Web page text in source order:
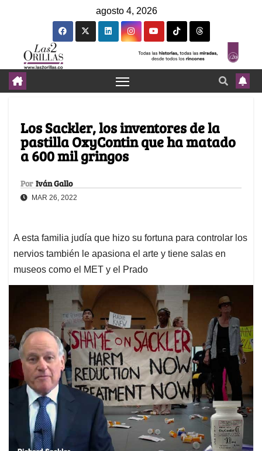
agosto 4, 2026
Los Sackler, los inventores de la
pastilla OxyContin que ha matado
a 600 mil gringos
Por Iván Gallo
MAR 26, 2022
A esta familia judía que hizo su fortuna para controlar los
nervios también le apasiona el arte y tiene salas en
museos como el MET y el Prado